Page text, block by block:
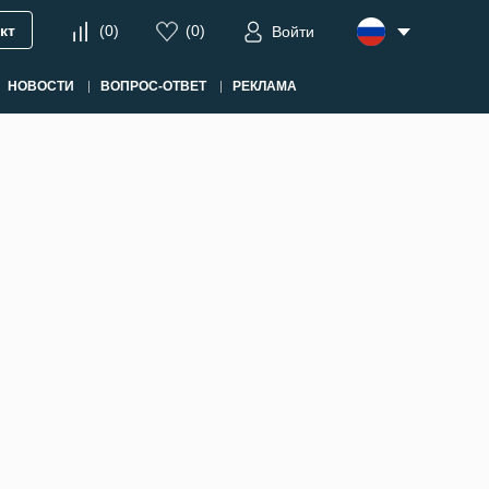
(0) (0) Войти
НОВОСТИ ВОПРОС-ОТВЕТ РЕКЛАМА